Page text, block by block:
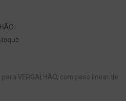
VERGALHÃO, com peso linear de